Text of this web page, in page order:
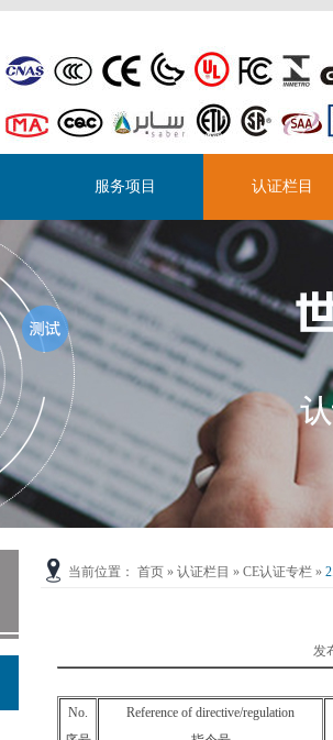
服务项目 认证栏目
当前位置： 首页 » 认证栏目 » CE认证专栏 »
发
No.
Reference of directive/regulation